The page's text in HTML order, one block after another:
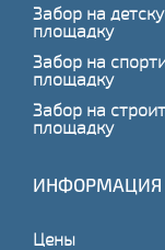
Забор на
площадку
Забор на
площадку
Забор на
площадку
ИНФОРМАЦИЯ
Цены